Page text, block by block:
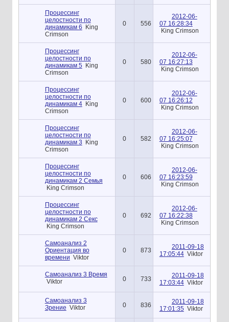
Процессинг
целостности по
динамикам 6 King
Crimson
0 556
2012-06-
07 16:28:34
King Crimson
Процессинг
целостности по
динамикам 5 King
Crimson
0 580
2012-06-
07 16:27:13
King Crimson
Процессинг
целостности по
динамикам 4 King
Crimson
0 600
2012-06-
07 16:26:12
King Crimson
Процессинг
целостности по
динамикам 3 King
Crimson
0 582
2012-06-
07 16:25:07
King Crimson
Процессинг
целостности по
динамикам 2 Семья
King Crimson
0 606
2012-06-
07 16:23:59
King Crimson
Процессинг
целостности по
динамикам 2 Секс
King Crimson
0 692
2012-06-
07 16:22:38
King Crimson
Самоанализ 2
Ориентация во
времени Viktor
0 873
2011-09-18
17:05:44 Viktor
Самоанализ 3 Время
Viktor
0 733
2011-09-18
17:03:44 Viktor
Самоанализ 3
Зрение Viktor 0 836
2011-09-18
17:01:35 Viktor